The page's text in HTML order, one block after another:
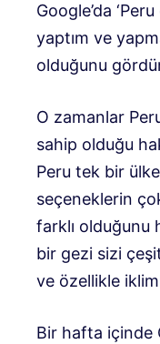
Google’da
yaptım ve
olduğunu
O zamanlar
sahip olduğu
Peru tek bir
seçeneklerin
farklı olduğunu
bir gezi sizi
ve özellikle
Bir hafta içinde